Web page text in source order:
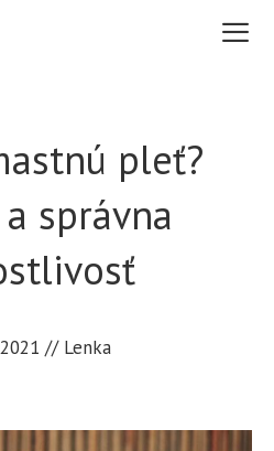
pleť?
správna
// Lenka